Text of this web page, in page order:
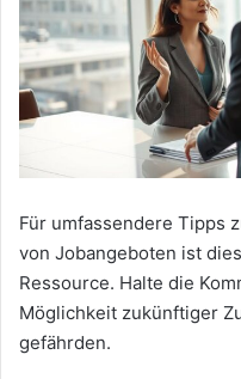
Für umfassendere Tipps
von Jobangeboten ist
Ressource. Halte die
Möglichkeit zukünftiger
gefährden.